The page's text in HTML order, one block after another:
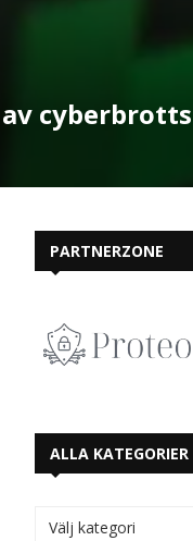
PARTNERZONE
ALLA KATEGORIER